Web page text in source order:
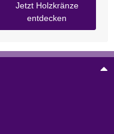
Jetzt Holzkränze
entdecken